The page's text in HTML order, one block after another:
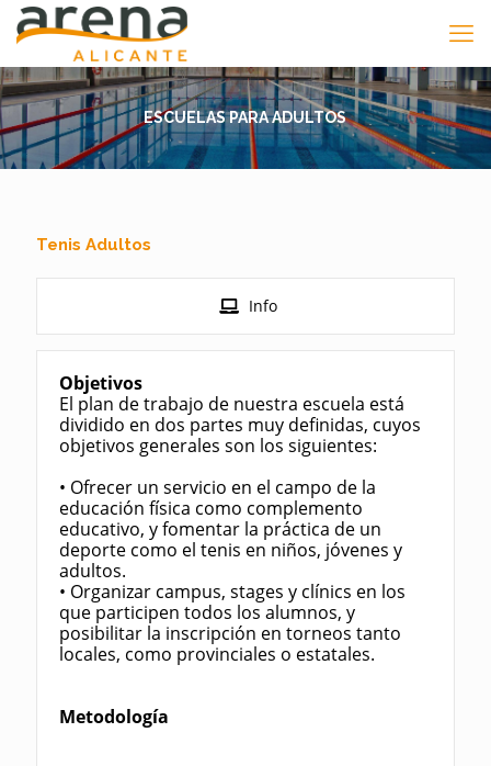
ESCUELAS PARA ADULTOS
Tenis Adultos
Info
Objetivos
El plan de trabajo de nuestra escuela está
dividido en dos partes muy definidas, cuyos
objetivos generales son los siguientes:
• Ofrecer un servicio en el campo de la
educación física como complemento
educativo, y fomentar la práctica de un
deporte como el tenis en niños, jóvenes y
adultos.
• Organizar campus, stages y clínics en los
que participen todos los alumnos, y
posibilitar la inscripción en torneos tanto
locales, como provinciales o estatales.
Metodología